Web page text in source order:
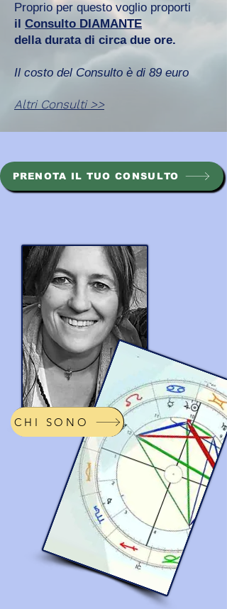
Proprio per questo voglio proporti
il Consulto DIAMANTE
della durata di circa due ore.
Il costo del Consulto è di 89 euro
Altri Consulti >>
PRENOTA IL TUO CONSULTO
CHI SONO